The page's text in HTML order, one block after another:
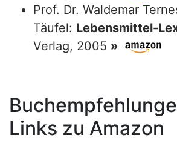
Prof. Dr. Waldemar
Täufel: Lebensmittel-
Verlag, 2005 »
Links zu Amazon